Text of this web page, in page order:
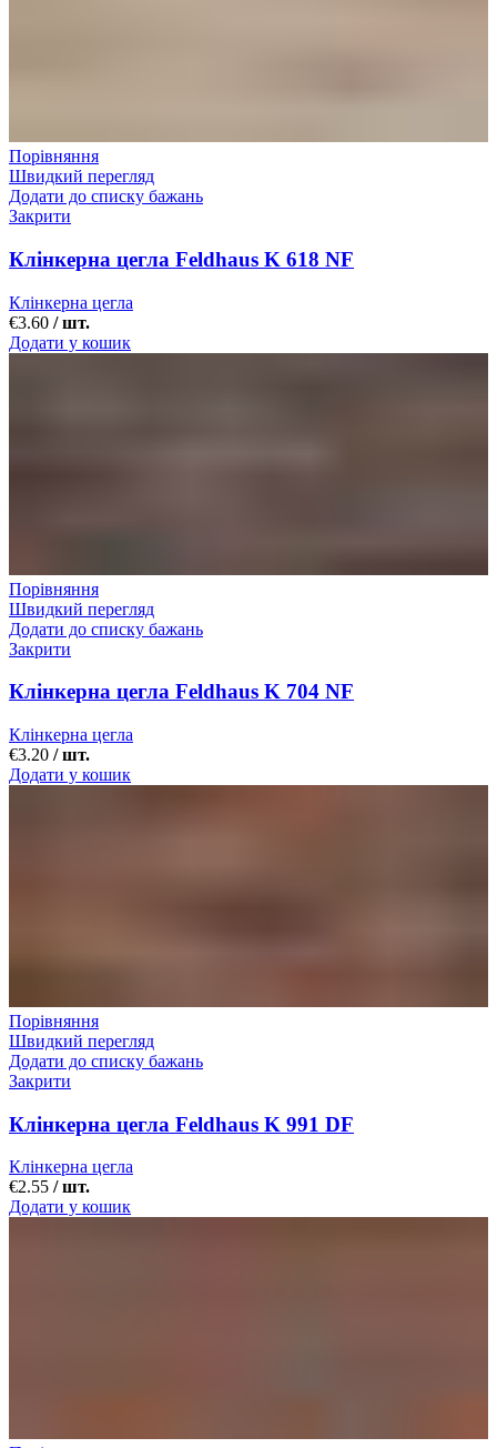
Порівняння
Швидкий перегляд
Додати до списку бажань
Закрити
Клінкерна цегла Feldhaus K 618 NF
Клінкерна цегла
€3.60 / шт.
Додати у кошик
Порівняння
Швидкий перегляд
Додати до списку бажань
Закрити
Клінкерна цегла Feldhaus K 704 NF
Клінкерна цегла
€3.20 / шт.
Додати у кошик
Порівняння
Швидкий перегляд
Додати до списку бажань
Закрити
Клінкерна цегла Feldhaus K 991 DF
Клінкерна цегла
€2.55 / шт.
Додати у кошик